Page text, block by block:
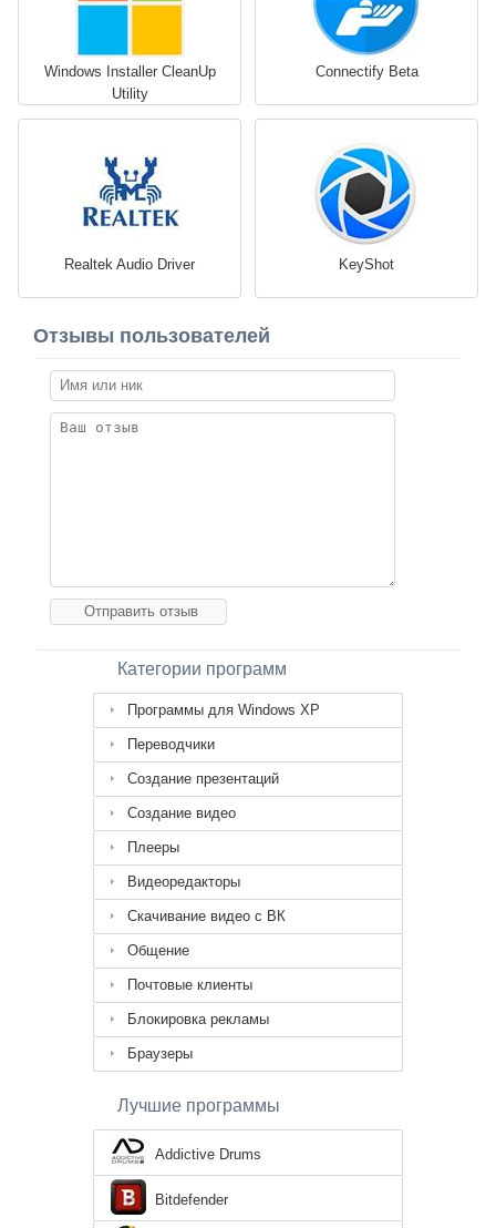
Windows Installer CleanUp
Utility
Connectify Beta
Realtek Audio Driver KeyShot
Отзывы пользователей
Категории программ
Программы для Windows XP
Переводчики
Создание презентаций
Создание видео
Плееры
Видеоредакторы
Скачивание видео с ВК
Общение
Почтовые клиенты
Блокировка рекламы
Браузеры
Лучшие программы
Addictive Drums
Bitdefender